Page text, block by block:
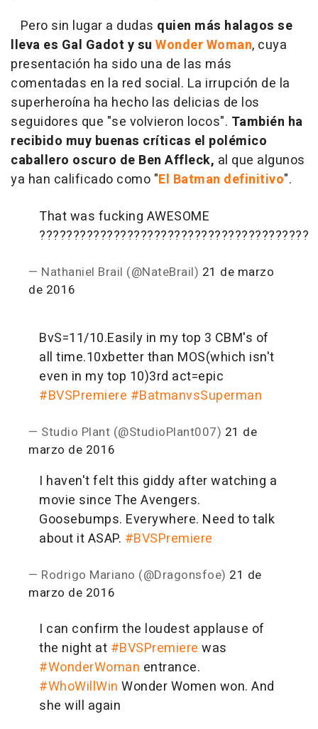
Pero sin lugar a dudas quien más halagos se
lleva es Gal Gadot y su Wonder Woman, cuya
presentación ha sido una de las más
comentadas en la red social. La irrupción de la
superheroína ha hecho las delicias de los
seguidores que "se volvieron locos". También ha
recibido muy buenas críticas el polémico
caballero oscuro de Ben Affleck, al que algunos
ya han calificado como "El Batman definitivo".
That was fucking AWESOME
????????????????????????????????????????
— Nathaniel Brail (@NateBrail) 21 de marzo
de 2016
BvS=11/10.Easily in my top 3 CBM's of
all time.10xbetter than MOS(which isn't
even in my top 10)3rd act=epic
#BVSPremiere #BatmanvsSuperman
— Studio Plant (@StudioPlant007) 21 de
marzo de 2016
I haven't felt this giddy after watching a
movie since The Avengers.
Goosebumps. Everywhere. Need to talk
about it ASAP. #BVSPremiere
— Rodrigo Mariano (@Dragonsfoe) 21 de
marzo de 2016
I can confirm the loudest applause of
the night at #BVSPremiere was
#WonderWoman entrance.
#WhoWillWin Wonder Women won. And
she will again